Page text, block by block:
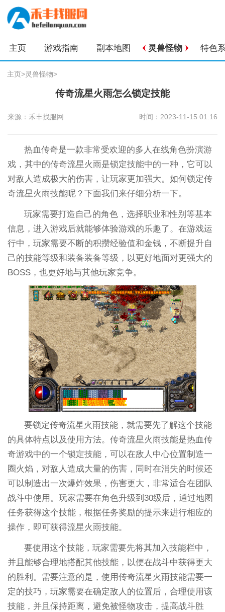
主页 游戏指南 副本地图 灵兽怪物 特色
主页>灵兽怪物>
传奇流星火雨怎么锁定技能
来源：禾丰找服网 时间：2023-11-15 01:16
热血传奇是一款非常受欢迎的多人在线角色扮演游
戏，其中的传奇流星火雨是锁定技能中的一种，它可以
对敌人造成极大的伤害，让玩家更加强大。如何锁定传
奇流星火雨技能呢？下面我们来仔细分析一下。
玩家需要打造自己的角色，选择职业和性别等基本
信息，进入游戏后就能够体验游戏的乐趣了。在游戏运
行中，玩家需要不断的积攒经验值和金钱，不断提升自
己的技能等级和装备装备等级，以更好地面对更强大的
BOSS，也更好地与其他玩家竞争。
要锁定传奇流星火雨技能，就需要先了解这个技能
的具体特点以及使用方法。传奇流星火雨技能是热血传
奇游戏中的一个锁定技能，可以在敌人中心位置制造一
圈火焰，对敌人造成大量的伤害，同时在消失的时候还
可以制造出一次爆炸效果，伤害更大，非常适合在团队
战斗中使用。玩家需要在角色升级到30级后，通过地图
任务获得这个技能，根据任务奖励的提示来进行相应的
操作，即可获得流星火雨技能。
要使用这个技能，玩家需要先将其加入技能栏中，
并且能够合理地搭配其他技能，以便在战斗中获得更大
的胜利。需要注意的是，使用传奇流星火雨技能需要一
定的技巧，玩家需要在确定敌人的位置后，合理使用该
技能，并且保持距离，避免被怪物攻击，提高战斗胜